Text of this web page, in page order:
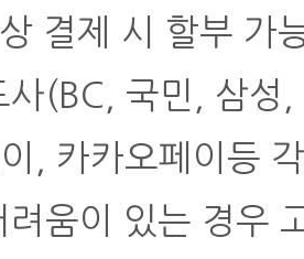
결제 시 할부 가
사(BC, 국민, 삼성
, 카카오페이등
려움이 있는 경우